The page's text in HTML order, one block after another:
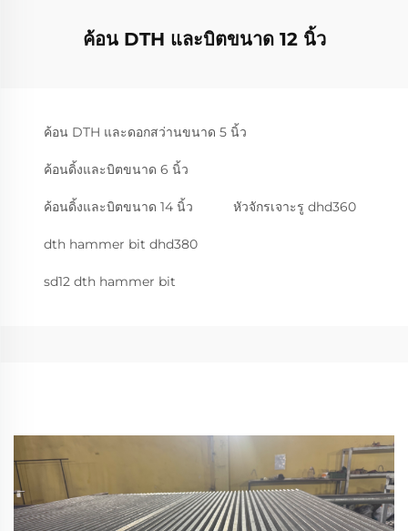
ค้อน DTH และบิตขนาด 12 นิ้ว
ค้อน DTH และดอกสว่านขนาด 5 นิ้ว
ค้อนดิ้งและบิตขนาด 6 นิ้ว
ค้อนดิ้งและบิตขนาด 14 นิ้ว หัวจักรเจาะรู dhd360
dth hammer bit dhd380
sd12 dth hammer bit